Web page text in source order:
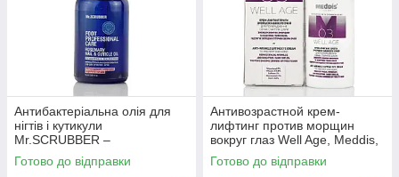
Антибактеріальна олія для
нігтів і кутикули
Mr.SCRUBBER –
відновлення, зволоження та
зміцнення нігтів Foot
Готово до відправки
Антивозрастной крем-
лифтинг против морщин
вокруг глаз Well Age, Meddis,
30 мл
Готово до відправки